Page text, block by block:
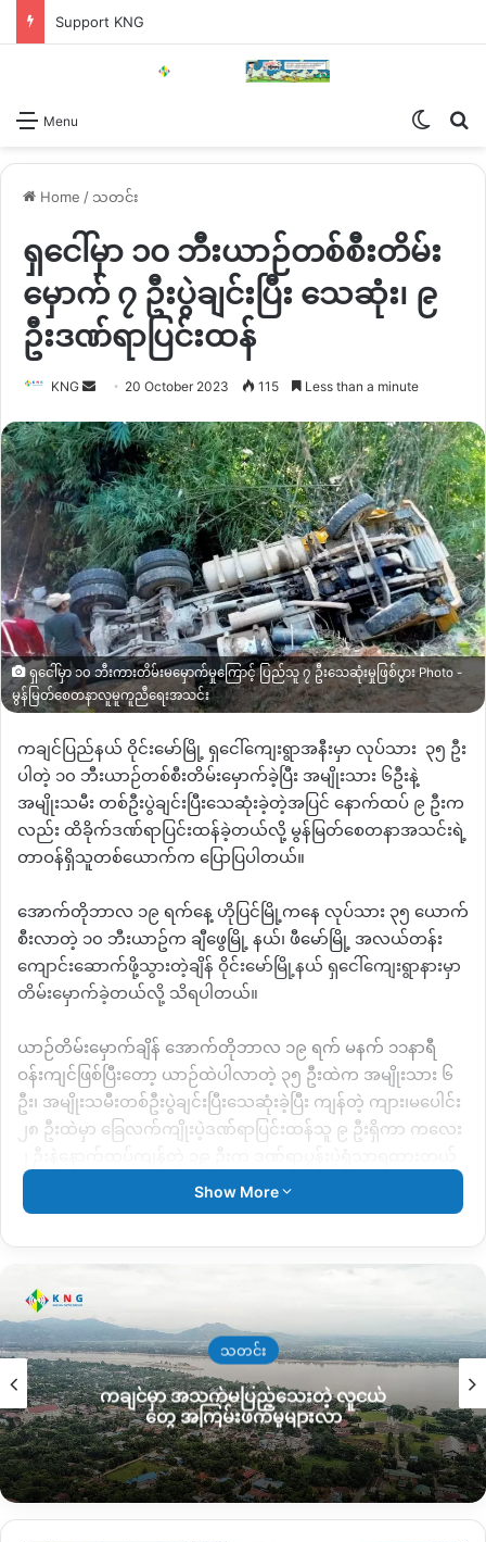
Support KNG
Menu
Home / သတင်း
ရှ‌ငေါ်မှာ ၁၀ ဘီးယာဉ်တစ်စီးတိမ်း
မှောက် ၇ ဦးပွဲချင်းပြီး သေဆုံး၊ ၉
ဦးဒဏ်ရာပြင်းထန်
KNG
Send
email
20 October 2023 115 Less than a minute
ရှငေါ်မှာ ၁၀ ဘီးကားတိမ်းမမှောက်မှုကြောင့် ပြည်သူ ၇ ဦးသေဆုံးမှုဖြစ်ပွား Photo -
မွန်မြတ်စေတနာလူမူကူညီရေးအသင်း
ကချင်ပြည်နယ် ဝိုင်းမော်မြို့ ရှ‌ငေါ်ကျေးရွာအနီးမှာ လုပ်သား ၃၅ ဦး
ပါတဲ့ ၁‌၀ ဘီးယာဉ်တစ်စီးတိမ်းမှောက်ခဲ့ပြီး အမျိုးသား ၆ဦးနဲ့
အမျိုးသမီး တစ်ဦးပွဲချင်းပြီးသေဆုံးခဲ့တဲ့အပြင် နောက်ထပ် ၉ ဦးက
လည်း ထိခိုက်ဒဏ်ရာပြင်းထန်ခဲ့တယ်လို့ မွန်မြတ်စေတနာအသင်းရဲ့
တာဝန်ရှိသူတစ်ယောက်က ပြောပြပါတယ်။
အောက်တိုဘာလ ၁၉ ရက်နေ့ ဟိုပြင်မြို့ကနေ လုပ်သား ၃၅ ယောက်
စီးလာတဲ့ ၁၀ ဘီးယာဥ်က ချီဖွေမြို့ နယ်၊ ဖီမော်မြို့ အလယ်တန်း
ကျောင်းဆောက်ဖို့သွားတဲ့ချိန် ဝိုင်းမော်မြို့နယ် ရှငေါ်ကျေးရွာနားမှာ
တိမ်းမှောက်ခဲ့တယ်လို့ သိရပါတယ်။
ယာဉ်တိမ်းမှောက်ချိန် အောက်တိုဘာလ ၁၉ ရက် မနက် ၁၁နာရီ
ဝန်းကျင်ဖြစ်ပြီးတော့ ယာဉ်ထဲပါလာတဲ့ ၃၅ ဦးထဲက အမျိုးသား ၆
ဦး၊ အမျိုးသမီးတစ်ဦးပွဲချင်းပြီးသေဆုံးခဲ့ပြီး ကျန်တဲ့ ကျား၊မပေါင်း
၂၈ ဦးထဲမှာ ခြေလက်ကျိုးပဲ့ဒဏ်ရာပြင်းထန်သူ ၉ ဦးရှိကာ ကလေး
လို့ သိရပါတယ်။
ပို့‌ဆောင်ထားပြီလို့ မွန်မြတ်စေတနာအသင်းတာဝန်ရှိတစ်ယောက်က
KNG
ခုလိုပြောပါတယ်။
“ခေါင်းပေါက် ခြေကျိုးတဲ့ ၉ယောက်ကိုက မြစ်ကြီးနားဆေးရုံကြီးကို
ပို့ထားတယ် ဒါပေမယ့်လည်း အကုန်ကောင်းသွားပြီ စိုးရိမ်စရာတော့
မရှိတော့ဘူး“
ကလေးငယ် ၂ ဦးနဲ့နောက်ထပ်ထိခိုက်ဒဏ်ရာအနည်းငယ်သာရရှိ
ထားတဲ့ ၁၉ ဦးကိုတော့ ဝိုင်းမော်ဆေးရုံမှာပို့ဆောင်ထားတယ်လို့ သူ
ကဆက်ပြောပါတယ်။
Show More
သတင်း
ကချင်မှာ အသက်မပြည့်သေးတဲ့ လူငယ်
တွေ အကြမ်းဖက်မှုများလာ